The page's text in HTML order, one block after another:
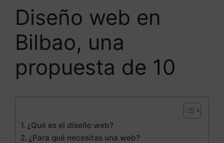
Diseño web en
Bilbao, una
propuesta de 10
¿Qué es el diseño web?
¿Para qué necesitas una web?